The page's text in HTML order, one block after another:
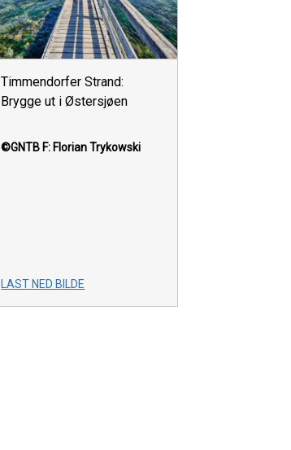
Timmendorfer Strand:
Brygge ut i Østersjøen
©GNTB F: Florian Trykowski
LAST NED BILDE